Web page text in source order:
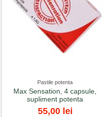
Pastile potenta
Max Sensation, 4 capsule,
supliment potenta
55,00 lei